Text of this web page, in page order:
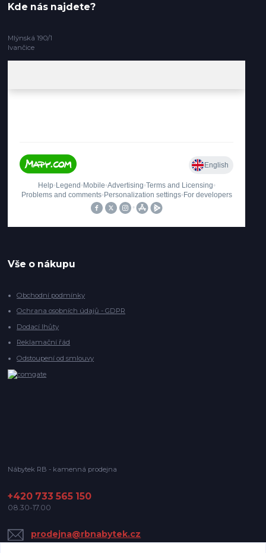
Kde nás najdete?
Mlýnská 190/1
Ivančice
Vše o nákupu
Obchodní podmínky
Ochrana osobních údajů - GDPR
Dodací lhůty
Reklamační řád
Odstoupení od smlouvy
Nábytek RB - kamenná prodejna
+420 733 565 150
08.30-17.00
prodejna@rbnabytek.cz